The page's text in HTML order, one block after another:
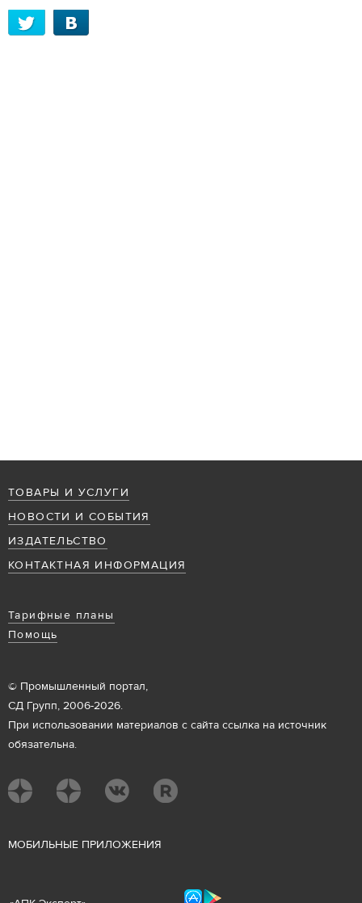
ТОВАРЫ И УСЛУГИ
НОВОСТИ И СОБЫТИЯ
ИЗДАТЕЛЬСТВО
КОНТАКТНАЯ ИНФОРМАЦИЯ
Тарифные планы
Помощь
© Промышленный портал,
СД Групп, 2006-2026.
При использовании материалов с сайта ссылка на источник
обязательна.
МОБИЛЬНЫЕ ПРИЛОЖЕНИЯ